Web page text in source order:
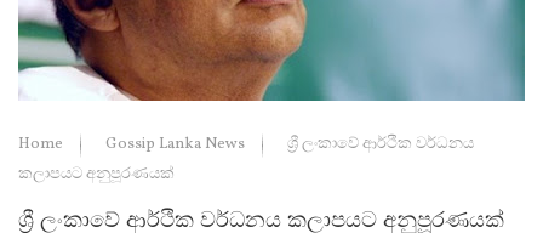
Home Gossip Lanka News
ශ්‍රී ලංකාවේ ආර්ථික වර්ධනය
කලාපයට අනුපූරණයක්
ශ්‍රී ලංකාවේ ආර්ථික වර්ධනය කලාපයට අනුපූරණයක්